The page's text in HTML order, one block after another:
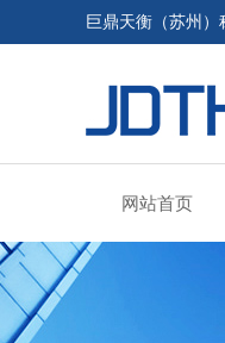
巨鼎天衡（苏州）
网站首页